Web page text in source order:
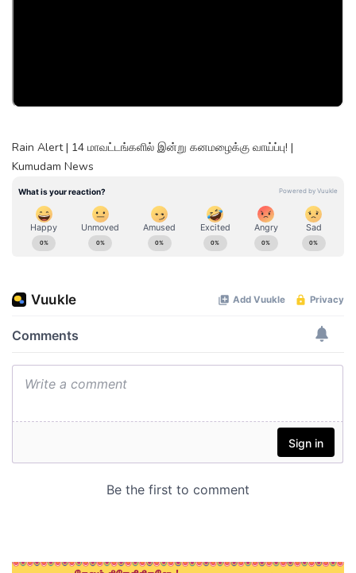
Rain Alert | 14 மாவட்டங்களில் இன்று கனமழைக்கு வாய்ப்பு! |
Kumudam News